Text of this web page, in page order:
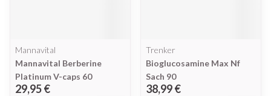
Mannavital
Mannavital Berberine
Platinum V-caps 60
29,95 €
Trenker
Bioglucosamine Max Nf
Sach 90
38,99 €